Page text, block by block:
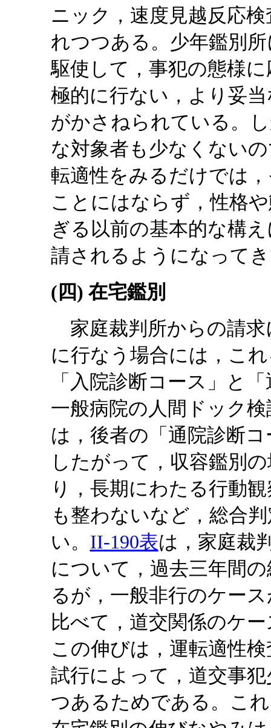
ニック，速度見越反応
れつつある。少年鑑別
駆使して，事犯の態様
極的に行ない，より妥
がかさねられている。
な対象者も少なくない
転適性をみるだけでは
ことにはならず，性格
ぎる以前の基本的な構
請されるようになって
(四) 在宅鑑別
家庭裁判所からの請求
に行なう場合には，こ
「入院診断コース」と
一般病院の人間ドック
は，後者の「通院診断
したがって，収容鑑別
り，長期にわたる行動
も整わないなど，総合
い。 II-190表は，家庭裁
について，過去三年間
るが，一般非行のケー
比べて，道交関係のケ
この伸びは，運転適性
試行によって，道交事
つあるためである。こ